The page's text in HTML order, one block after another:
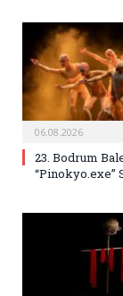
06.08.2026
23. Bodrum
“Pinokyo.exe”